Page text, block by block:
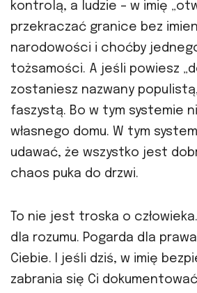
kontrolą, a ludzie – w imię
przekraczać granice bez
narodowości i choćby
tożsamości. A jeśli powiesz
zostaniesz nazwany
faszystą. Bo w tym systemie
własnego domu. W tym
udawać, że wszystko jest
chaos puka do drzwi.
To nie jest troska o
dla rozumu. Pogarda dla
Ciebie. I jeśli dziś, w imię
zabrania się Ci